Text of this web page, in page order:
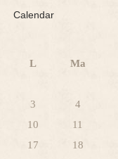
Calendar
L Ma
3
4
10
11
17
18